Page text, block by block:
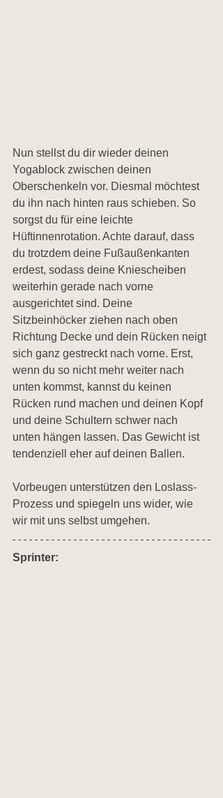
Nun stellst du dir wieder deinen
Yogablock zwischen deinen
Oberschenkeln vor. Diesmal möchtest
du ihn nach hinten raus schieben. So
sorgst du für eine leichte
Hüftinnenrotation. Achte darauf, dass
du trotzdem deine Fußaußenkanten
erdest, sodass deine Kniescheiben
weiterhin gerade nach vorne
ausgerichtet sind. Deine
Sitzbeinhöcker ziehen nach oben
Richtung Decke und dein Rücken neigt
sich ganz gestreckt nach vorne. Erst,
wenn du so nicht mehr weiter nach
unten kommst, kannst du keinen
Rücken rund machen und deinen Kopf
und deine Schultern schwer nach
unten hängen lassen. Das Gewicht ist
tendenziell eher auf deinen Ballen.
Vorbeugen unterstützen den Loslass-
Prozess und spiegeln uns wider, wie
wir mit uns selbst umgehen.
Sprinter: